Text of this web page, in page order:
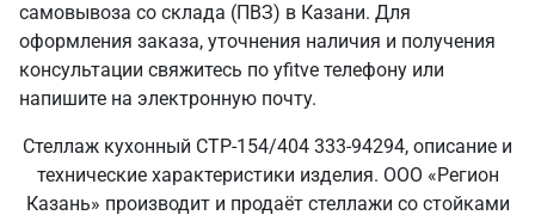
самовывоза со склада (ПВЗ) в Казани. Для
оформления заказа, уточнения наличия и получения
консультации свяжитесь по yfitve телефону или
напишите на электронную почту.
Стеллаж кухонный СТР-154/404 333-94294, описание и
технические характеристики изделия. ООО «Регион
Казань» производит и продаёт стеллажи со стойками